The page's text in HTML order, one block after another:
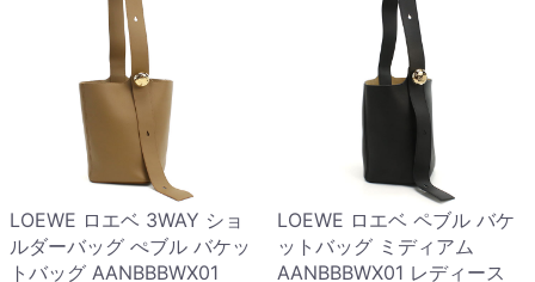
LOEWE ロエベ 3WAY ショ
ルダーバッグ ぺブル バケッ
トバッグ AANBBBWX01
LOEWE ロエベ ペブル バケ
ットバッグ ミディアム
AANBBBWX01 レディース